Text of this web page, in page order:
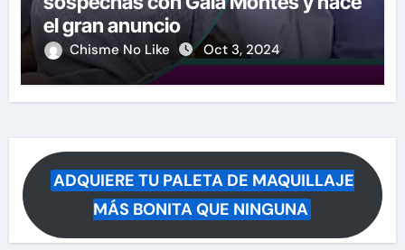
el gran anuncio
Chisme No Like Oct 3, 2024
ADQUIERE TU PALETA DE MAQUILLAJE
MÁS BONITA QUE NINGUNA